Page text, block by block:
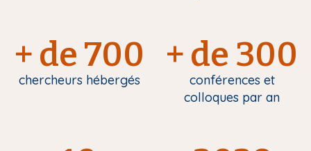
+ de 700
chercheurs hébergés
+ de 300
conférences et
colloques par an